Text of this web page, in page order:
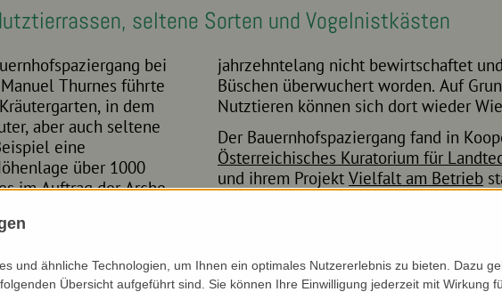
seltene Sorten und Vogelnistkästen
bei
Thurnes führte
in dem
aber auch seltene
eine
über 1000
im Auftrag der Arche
und Wiesen und
Schafen und Ziegen
war die Fläche
jahrzehntelang nicht bewirtschaftet
der Beweidung mit den
Nutztieren können sich dort wieder
Der Bauernhofspaziergang fand in
Österreichisches Kuratorium für
und ihrem Projekt Vielfalt am Betrieb
Teilnehmer*innen die Gelegenheit,
des Ornithologen Paul Wohlfahrter
und ähnliche Technologien, um Ihnen ein optimales Nutzererlebnis zu bieten. Dazu
Übersicht aufgeführt sind. Sie können Ihre Einwilligung jederzeit mit Wirkung